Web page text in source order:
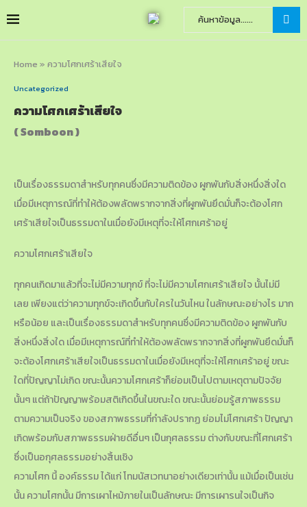
Home » ความโศกเศร้าเสียใจ
Uncategorized
ความโศกเศร้าเสียใจ
( Somboon )
เป็นเรื่องธรรมดาสำหรับทุกคนซึ่งมีความติดข้อง ผูกพันกับสิ่งหนึ่งสิ่งใด
เมื่อมีเหตุการณ์ที่ทำให้ต้องพลัดพรากจากสิ่งที่ผูกพันยึดมั่นก็จะต้องโศก
เศร้าเสียใจเป็นธรรมดาในเมื่อยังมีเหตุที่จะให้โศกเศร้าอยู่
ความโศกเศร้าเสียใจ
ทุกคนเกิดมาแล้วที่จะไม่มีความทุกข์ ที่จะไม่มีความโศกเศร้าเสียใจ นั้นไม่มี
เลย เพียงแต่ว่าความทุกข์จะเกิดขึ้นกับใครในวันไหน ในลักษณะอย่างไร มาก
หรือน้อย และเป็นเรื่องธรรมดาสำหรับทุกคนซึ่งมีความติดข้อง ผูกพันกับ
สิ่งหนึ่งสิ่งใด เมื่อมีเหตุการณ์ที่ทำให้ต้องพลัดพรากจากสิ่งที่ผูกพันยึดมั่นก็
จะต้องโศกเศร้าเสียใจเป็นธรรมดาในเมื่อยังมีเหตุที่จะให้โศกเศร้าอยู่ ขณะ
ใดที่ปัญญาไม่เกิด ขณะนั้นความโศกเศร้าก็ย่อมเป็นไปตามเหตุตามปัจจัย
นั้นๆ แต่ถ้าปัญญาพร้อมสติเกิดขึ้นในขณะใด ขณะนั้นย่อมรู้สภาพธรรม
ตามความเป็นจริง ของสภาพธรรมที่กำลังปรากฏ ย่อมไม่โศกเศร้า ปัญญา
เกิดพร้อมกับสภาพธรรมฝ่ายดีอื่นๆ เป็นกุศลธรรม ต่างกับขณะที่โศกเศร้า
ซึ่งเป็นอกุศลธรรมอย่างสิ้นเชิง
ความโศก นี้ องค์ธรรม ได้แก่ โทมนัสเวทนาอย่างเดียวเท่านั้น แม้เมื่อเป็นเช่น
นั้น ความโศกนั้น มีการเผาไหม้ภายในเป็นลักษณะ มีการเผารนใจเป็นกิจ